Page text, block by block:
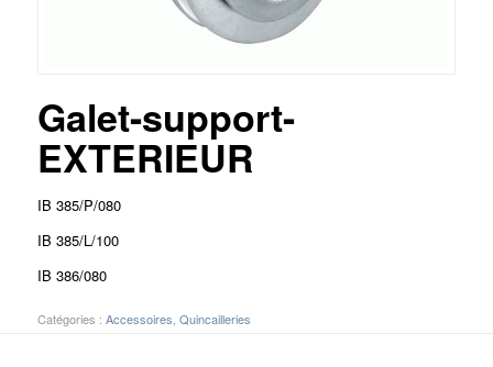
Galet-support-
EXTERIEUR
IB 385/P/080
IB 385/L/100
IB 386/080
Catégories : Accessoires Quincailleries